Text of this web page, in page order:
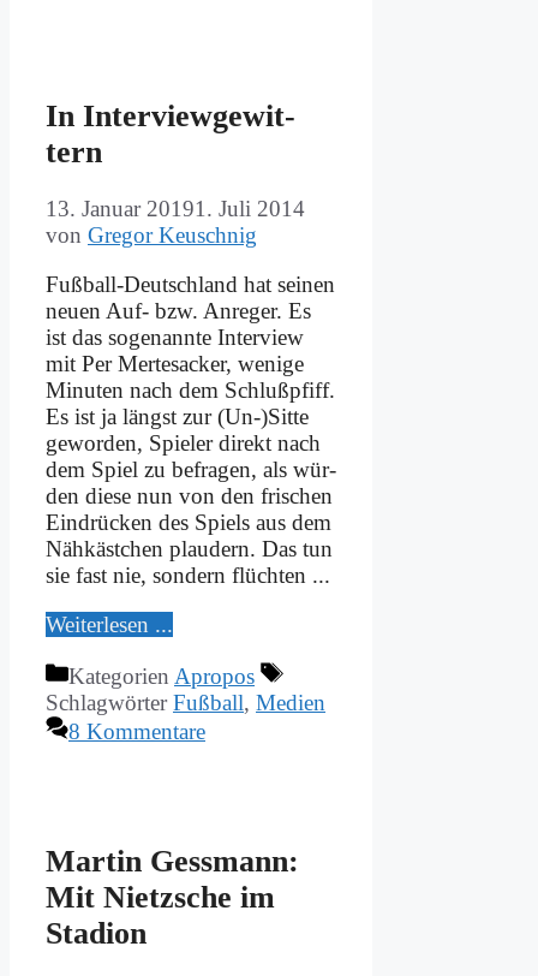
In In­ter­view­ge­wit­
tern
13. Januar 20191. Juli 2014
von Gregor Keuschnig
Fuß­­ball-Deut­sch­­land hat sei­nen
neu­en Auf- bzw. An­re­ger. Es
ist das so­ge­nann­te In­ter­view
mit Per Mer­te­sacker, we­ni­ge
Mi­nu­ten nach dem Schluß­pfiff.
Es ist ja längst zur (Un-)Sitte
ge­wor­den, Spie­ler di­rekt nach
dem Spiel zu be­fra­gen, als wür­
den die­se nun von den fri­schen
Ein­drücken des Spiels aus dem
Näh­käst­chen plau­dern. Das tun
sie fast nie, son­dern flüch­ten ...
Wei­ter­le­sen ...
Kategorien Apropos
SchlagwörterFußball, Medien
8 Kommentare
Mar­tin Ge­ss­mann:
Mit Nietz­sche im
Sta­di­on